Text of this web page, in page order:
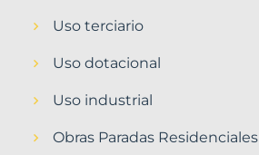
Uso terciario
Uso dotacional
Uso industrial
Obras Paradas Residenciales